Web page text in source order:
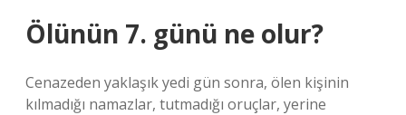
Ölünün 7. günü ne olur?
Cenazeden yaklaşık yedi gün sonra, ölen kişinin
kılmadığı namazlar, tutmadığı oruçlar, yerine